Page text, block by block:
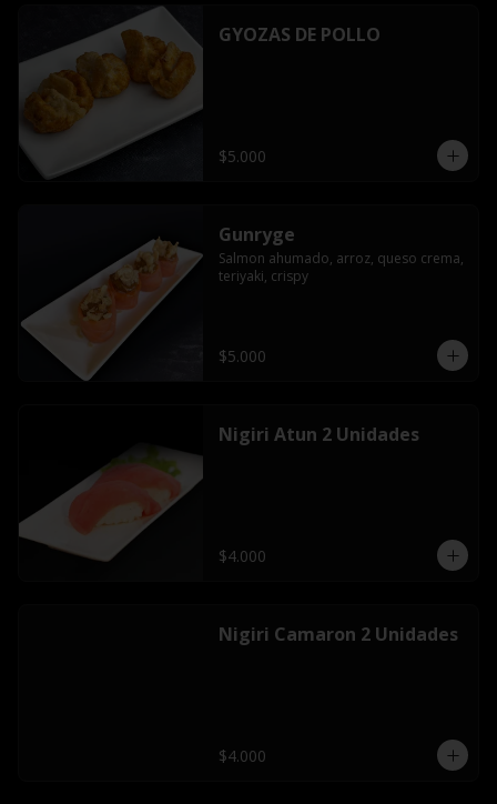
GYOZAS DE POLLO
$5.000
Gunryge
Salmon ahumado, arroz, queso crema,
teriyaki, crispy
$5.000
Nigiri Atun 2 Unidades
$4.000
Nigiri Camaron 2 Unidades
$4.000